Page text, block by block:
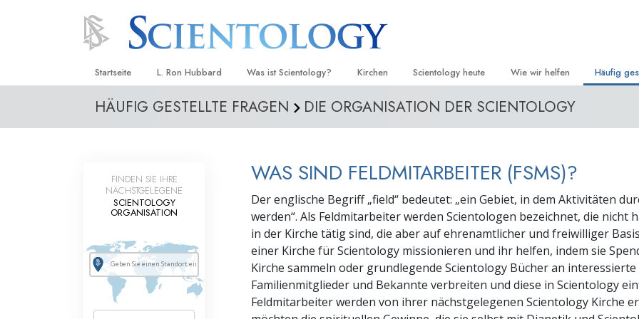
Startseite L. Ron Hubbard Was ist Scientology?
Anschauungen und Praxis
Was Scientologen über Scientology
sagen
Lernen Sie einen Scientologen kennen
Innerhalb einer Scientology Kirche
Die Grundprinzipien der Scientology
Eine Einführung in die Dianetik
Kirchen
Finden Sie eine Kirche
Fortgeschrittene Organisationen
Flag Land Base
Freewinds
Scientology für die Welt
Scientology heute
Einweihungen
David Miscavige – Kirchliches
Oberhaupt von Scientology
Wie wir helfen
Der Weg zum Glücklichsein
Criminon
Narconon
Fakten über Drogen
United for Human Rights
Menschenrechte)
Citizens Commission on
Häufig
HÄUFIG GESTELLTE FRAGEN DIE ORGANISATION DER SCIENTOLOGY
WAS SIND FELDMITARBEITER (FSMS)?
Der englische Begriff „field“ bedeutet: „ein Gebiet, in dem Aktivitäten
werden“. Als Feldmitarbeiter werden Scientologen bezeichnet, die nicht
in der Kirche tätig sind, die aber auf ehrenamtlicher und freiwilliger
einer Kirche für Scientology missionieren und ihr helfen, indem sie
Kirche sammeln oder grundlegende Scientology Bücher an interessierte
Familienmitglieder und Bekannte verbreiten und diese in Scientology
Feldmitarbeiter werden von ihrer nächstgelegenen Scientology Kirche
FINDEN SIE IHRE
NÄCHSTGELEGENE
SCIENTOLOGY
ORGANISATION